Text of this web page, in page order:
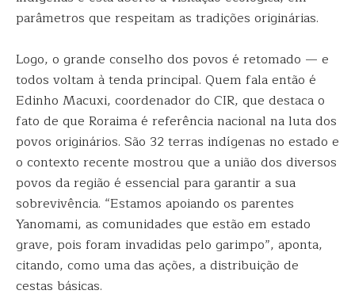
parâmetros que respeitam as tradições originárias.
Logo, o grande conselho dos povos é retomado — e
todos voltam à tenda principal. Quem fala então é
Edinho Macuxi, coordenador do CIR, que destaca o
fato de que Roraima é referência nacional na luta dos
povos originários. São 32 terras indígenas no estado e
o contexto recente mostrou que a união dos diversos
povos da região é essencial para garantir a sua
sobrevivência. “Estamos apoiando os parentes
Yanomami, as comunidades que estão em estado
grave, pois foram invadidas pelo garimpo”, aponta,
citando, como uma das ações, a distribuição de
cestas básicas.